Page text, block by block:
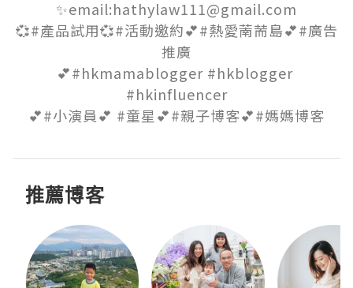
✨email:hathylaw111@gmail.com
💞#產品試用💞#活動邀約💕#熱愛萳荋島💕#廣告
推廣
💕#hkmamablogger #hkblogger
#hkinfluencer
💕#小演員💕 #童星💕#親子博客💕#媽媽博客
推薦博客